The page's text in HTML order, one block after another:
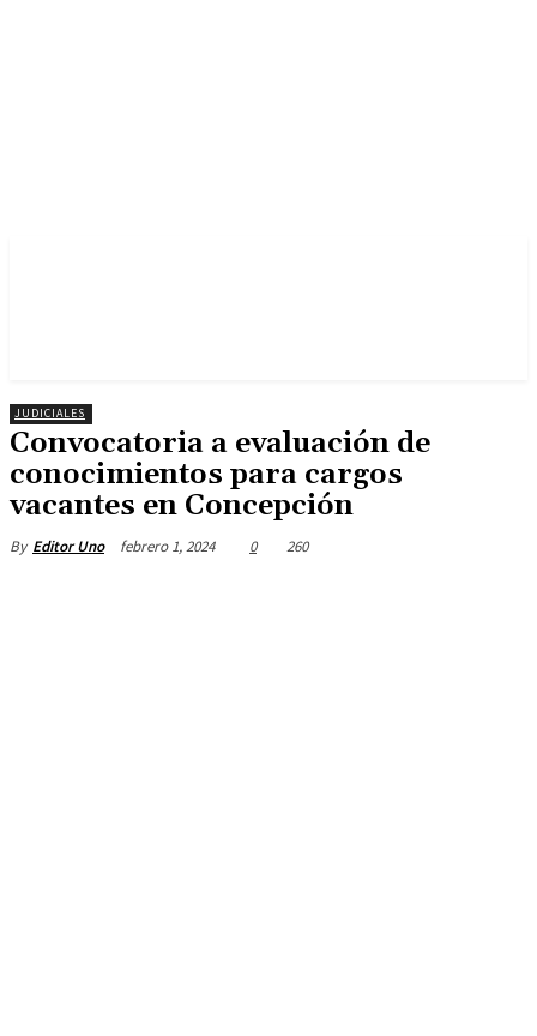
JUDICIALES
Convocatoria a evaluación de
conocimientos para cargos
vacantes en Concepción
By Editor Uno febrero 1, 2024 0 260